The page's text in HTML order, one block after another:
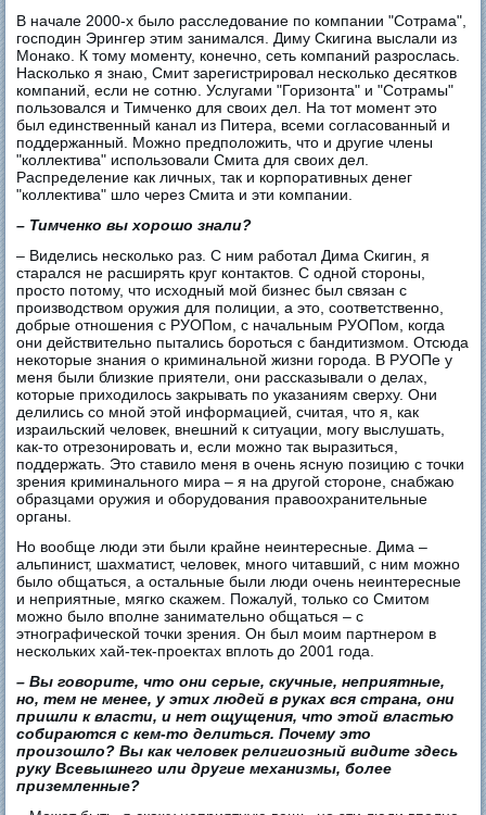
В начале 2000-х было расследование по компании "Сотрама",
господин Эрингер этим занимался. Диму Скигина выслали из
Монако. К тому моменту, конечно, сеть компаний разрослась.
Насколько я знаю, Смит зарегистрировал несколько десятков
компаний, если не сотню. Услугами "Горизонта" и "Сотрамы"
пользовался и Тимченко для своих дел. На тот момент это
был единственный канал из Питера, всеми согласованный и
поддержанный. Можно предположить, что и другие члены
"коллектива" использовали Смита для своих дел.
Распределение как личных, так и корпоративных денег
"коллектива" шло через Смита и эти компании.
– Тимченко вы хорошо знали?
– Виделись несколько раз. С ним работал Дима Скигин, я
старался не расширять круг контактов. С одной стороны,
просто потому, что исходный мой бизнес был связан с
производством оружия для полиции, а это, соответственно,
добрые отношения с РУОПом, с начальным РУОПом, когда
они действительно пытались бороться с бандитизмом. Отсюда
некоторые знания о криминальной жизни города. В РУОПе у
меня были близкие приятели, они рассказывали о делах,
которые приходилось закрывать по указаниям сверху. Они
делились со мной этой информацией, считая, что я, как
израильский человек, внешний к ситуации, могу выслушать,
как-то отрезонировать и, если можно так выразиться,
поддержать. Это ставило меня в очень ясную позицию с точки
зрения криминального мира – я на другой стороне, снабжаю
образцами оружия и оборудования правоохранительные
органы.
Но вообще люди эти были крайне неинтересные. Дима –
альпинист, шахматист, человек, много читавший, с ним можно
было общаться, а остальные были люди очень неинтересные
и неприятные, мягко скажем. Пожалуй, только со Смитом
можно было вполне занимательно общаться – с
этнографической точки зрения. Он был моим партнером в
нескольких хай-тек-проектах вплоть до 2001 года. ​
– Вы говорите, что они серые, скучные, неприятные,
но, тем не менее, у этих людей в руках вся страна, они
пришли к власти, и нет ощущения, что этой властью
собираются с кем-то делиться. Почему это
произошло? Вы как человек религиозный видите здесь
руку Всевышнего или другие механизмы, более
приземленные?